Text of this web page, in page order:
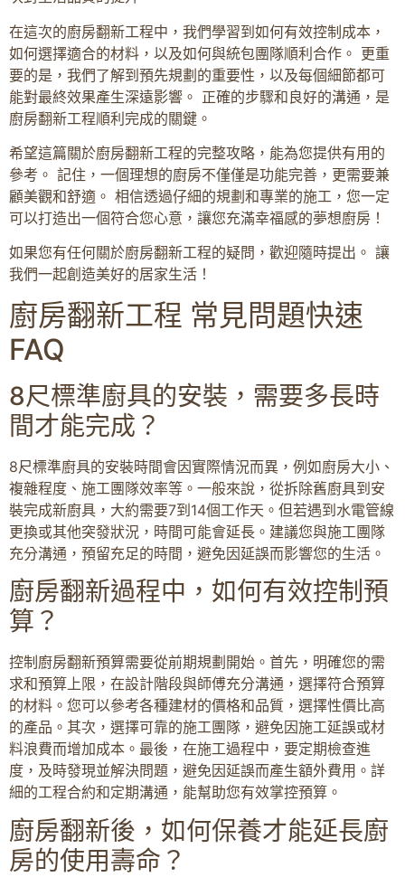
在這次的廚房翻新工程中，我們學習到如何有效控制成本，
如何選擇適合的材料，以及如何與統包團隊順利合作。 更重
要的是，我們了解到預先規劃的重要性，以及每個細節都可
能對最終效果產生深遠影響。 正確的步驟和良好的溝通，是
廚房翻新工程順利完成的關鍵。
希望這篇關於廚房翻新工程的完整攻略，能為您提供有用的
參考。 記住，一個理想的廚房不僅僅是功能完善，更需要兼
顧美觀和舒適。 相信透過仔細的規劃和專業的施工，您一定
可以打造出一個符合您心意，讓您充滿幸福感的夢想廚房！
如果您有任何關於廚房翻新工程的疑問，歡迎隨時提出。 讓
我們一起創造美好的居家生活！
廚房翻新工程 常見問題快速
FAQ
8尺標準廚具的安裝，需要多長時
間才能完成？
8尺標準廚具的安裝時間會因實際情況而異，例如廚房大小、
複雜程度、施工團隊效率等。一般來說，從拆除舊廚具到安
裝完成新廚具，大約需要7到14個工作天。但若遇到水電管線
更換或其他突發狀況，時間可能會延長。建議您與施工團隊
充分溝通，預留充足的時間，避免因延誤而影響您的生活。
廚房翻新過程中，如何有效控制預
算？
控制廚房翻新預算需要從前期規劃開始。首先，明確您的需
求和預算上限，在設計階段與師傅充分溝通，選擇符合預算
的材料。您可以參考各種建材的價格和品質，選擇性價比高
的產品。其次，選擇可靠的施工團隊，避免因施工延誤或材
料浪費而增加成本。最後，在施工過程中，要定期檢查進
度，及時發現並解決問題，避免因延誤而產生額外費用。詳
細的工程合約和定期溝通，能幫助您有效掌控預算。
廚房翻新後，如何保養才能延長廚
房的使用壽命？